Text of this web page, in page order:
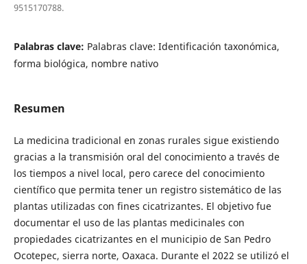
9515170788.
Palabras clave: Palabras clave: Identificación taxonómica,
forma biológica, nombre nativo
Resumen
La medicina tradicional en zonas rurales sigue existiendo
gracias a la transmisión oral del conocimiento a través de
los tiempos a nivel local, pero carece del conocimiento
científico que permita tener un registro sistemático de las
plantas utilizadas con fines cicatrizantes. El objetivo fue
documentar el uso de las plantas medicinales con
propiedades cicatrizantes en el municipio de San Pedro
Ocotepec, sierra norte, Oaxaca. Durante el 2022 se utilizó el